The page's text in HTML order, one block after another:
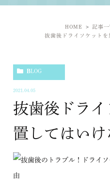
HOME 記事一
抜歯後ドライソケット
BLOG
2021.04.05
抜歯後ドラ
置してはいけ